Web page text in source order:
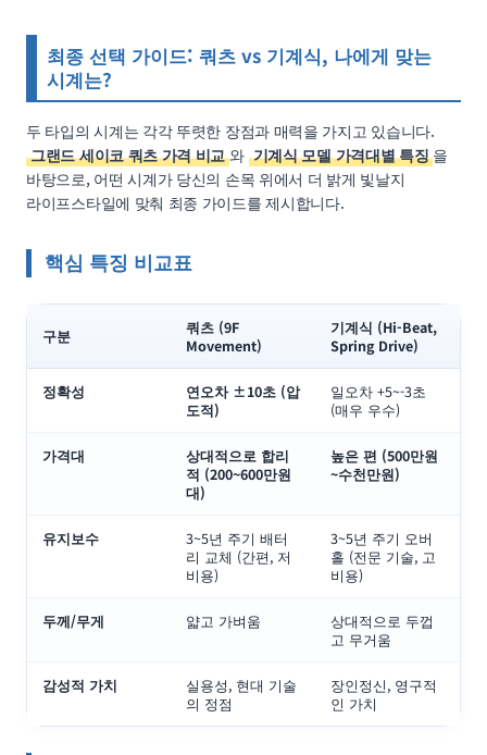
최종 선택 가이드: 쿼츠 vs 기계식, 나에게 맞는
시계는?
두 타입의 시계는 각각 뚜렷한 장점과 매력을 가지고 있습니다.
그랜드 세이코 쿼츠 가격 비교 와 기계식 모델 가격대별 특징 을
바탕으로, 어떤 시계가 당신의 손목 위에서 더 밝게 빛날지
라이프스타일에 맞춰 최종 가이드를 제시합니다.
핵심 특징 비교표
구분
쿼츠 (9F
Movement)
기계식 (Hi-Beat,
Spring Drive)
정확성
연오차 ±10초 (압
도적)
일오차 +5~-3초
(매우 우수)
가격대
상대적으로 합리
적 (200~600만원
대)
높은 편 (500만원
~수천만원)
유지보수
3~5년 주기 배터
리 교체 (간편, 저
비용)
3~5년 주기 오버
홀 (전문 기술, 고
비용)
두께/무게 얇고 가벼움
상대적으로 두껍
고 무거움
감성적 가치
실용성, 현대 기술
의 정점
장인정신, 영구적
인 가치